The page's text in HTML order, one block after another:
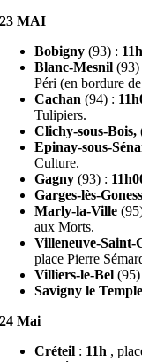
23 MAI
Bobigny (93) :
Blanc-Mesnil (93)
Péri (en bordure
Cachan (94) :
Tulipiers.
Clichy-sous-Bois,
Epinay-sous-
Culture.
Gagny (93) :
Garges-lès-
Marly-la-Ville
aux Morts.
Villeneuve-Saint-
place Pierre
Villiers-le-Bel (95)
Savigny le Temple
24 Mai
Créteil : 11h ,